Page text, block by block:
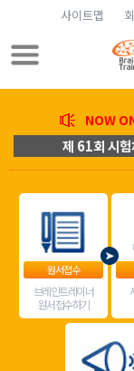
사이트맵
NOW
제 61회 시
원서접수
브레인트레이너
원서접수하기